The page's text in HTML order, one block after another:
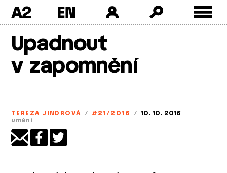
content
A2
Upadnout
v zapomnění
TEREZA JINDROVÁ / #21/2016 / 10. 10. 2016
umění